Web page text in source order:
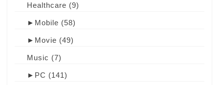
Healthcare (9)
► Mobile (58)
► Movie (49)
Music (7)
► PC (141)